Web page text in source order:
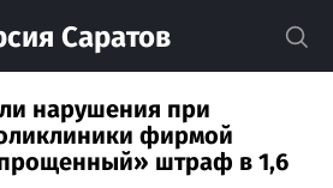
Саратов
нарушения при
фирмой
штраф в 1,6